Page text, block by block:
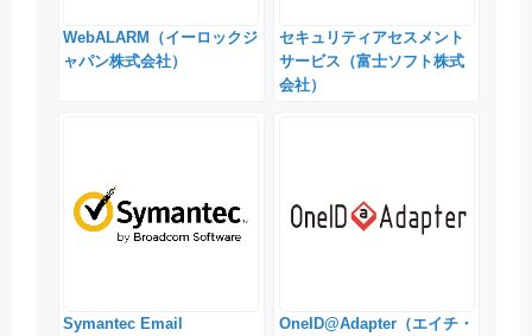
WebALARM（イーロックジ
ャパン株式会社）
セキュリティアセスメント
サービス（富士ソフト株式
会社）
Symantec Email
OneID@Adapter（エイチ・